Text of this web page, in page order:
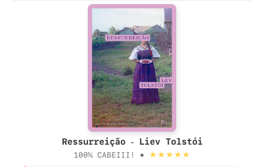
Ressurreição - Liev Tolstói
100% CABEIII! • ★★★★★